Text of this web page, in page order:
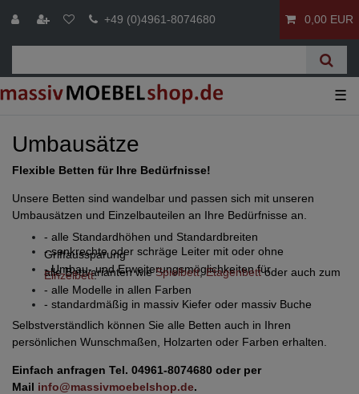
+49 (0)4961-8074680 0,00 EUR
☰
Umbausätze
Flexible Betten für Ihre Bedürfnisse!
Unsere Betten sind wandelbar und passen sich mit unseren
Umbausätzen und Einzelbauteilen an Ihre Bedürfnisse an.
- alle Standardhöhen und Standardbreiten
- senkrechte oder schräge Leiter mit oder ohne
Griffaussparung
- Umbau- und Erweiterungsmöglichkeiten für
alle Bettvarianten wieSpielbett,Etagenbettoder auch zum
Einzelbett.
- alle Modelle in allen Farben
- standardmäßig in massiv Kiefer oder massiv Buche
Selbstverständlich können Sie alle Betten auch in Ihren
persönlichen Wunschmaßen, Holzarten oder Farben erhalten.
Einfach anfragen Tel. 04961-8074680 oder per
Mail info@massivmoebelshop.de.